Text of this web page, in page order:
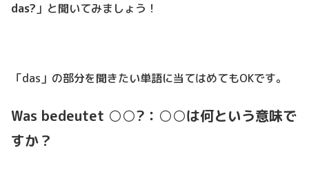
das? 」と聞いてみましょう！
「das」の部分を聞きたい単語に当てはめてもOKです。
Was bedeutet ○○?：○○は何という意味で
すか？